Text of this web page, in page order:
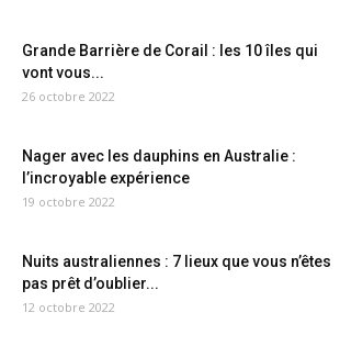
Grande Barrière de Corail : les 10 îles qui
vont vous...
26 octobre 2022
Nager avec les dauphins en Australie :
l’incroyable expérience
19 octobre 2022
Nuits australiennes : 7 lieux que vous n’êtes
pas prêt d’oublier...
12 octobre 2022